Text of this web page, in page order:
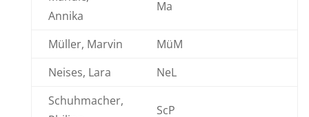
Annika
Ma
Müller, Marvin
MüM
Neises, Lara
NeL
Schuhmacher,
ScP